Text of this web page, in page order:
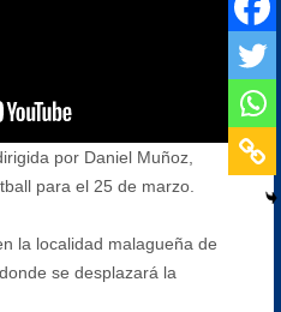
por Daniel Muñoz,
para el 25 de marzo.
la localidad malagueña de
se desplazará la